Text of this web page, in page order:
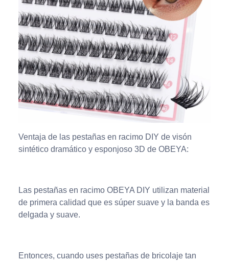
Ventaja de las pestañas en racimo DIY de visón
sintético dramático y esponjoso 3D de OBEYA:
Las pestañas en racimo OBEYA DIY utilizan material
de primera calidad que es súper suave y la banda es
delgada y suave.
Entonces, cuando uses pestañas de bricolaje tan